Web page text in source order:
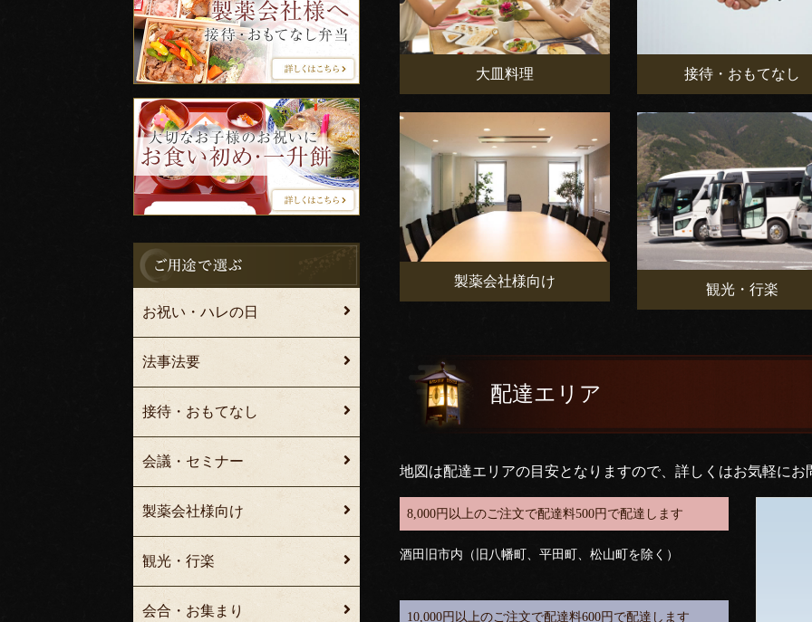
大皿料理 接待・おもてなし
製薬会社様向け
観光・行楽
配達エリア
地図は配達エリアの目安となりますので、詳しくはお気軽にお
8,000円以上のご注文で配達料500円で配達します
酒田旧市内（旧八幡町、平田町、松山町を除く）
10,000円以上のご注文で配達料600円で配達します
お祝い・ハレの日
法事法要
接待・おもてなし
会議・セミナー
製薬会社様向け
観光・行楽
会合・お集まり